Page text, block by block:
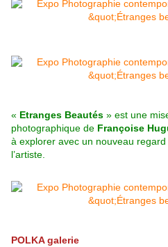
« Etranges Beautés » est une
photographique de Françoise
à explorer avec un nouveau
l’artiste.
POLKA galerie